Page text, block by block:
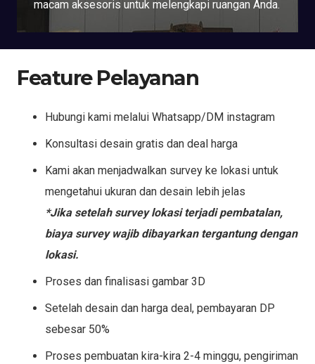
macam aksesoris untuk melengkapi ruangan Anda.
Feature Pelayanan
Hubungi kami melalui Whatsapp/DM instagram
Konsultasi desain gratis dan deal harga
Kami akan menjadwalkan survey ke lokasi untuk
mengetahui ukuran dan desain lebih jelas
*Jika setelah survey lokasi terjadi pembatalan,
biaya survey wajib dibayarkan tergantung dengan
lokasi.
Proses dan finalisasi gambar 3D
Setelah desain dan harga deal, pembayaran DP
sebesar 50%
Proses pembuatan kira-kira 2-4 minggu, pengiriman